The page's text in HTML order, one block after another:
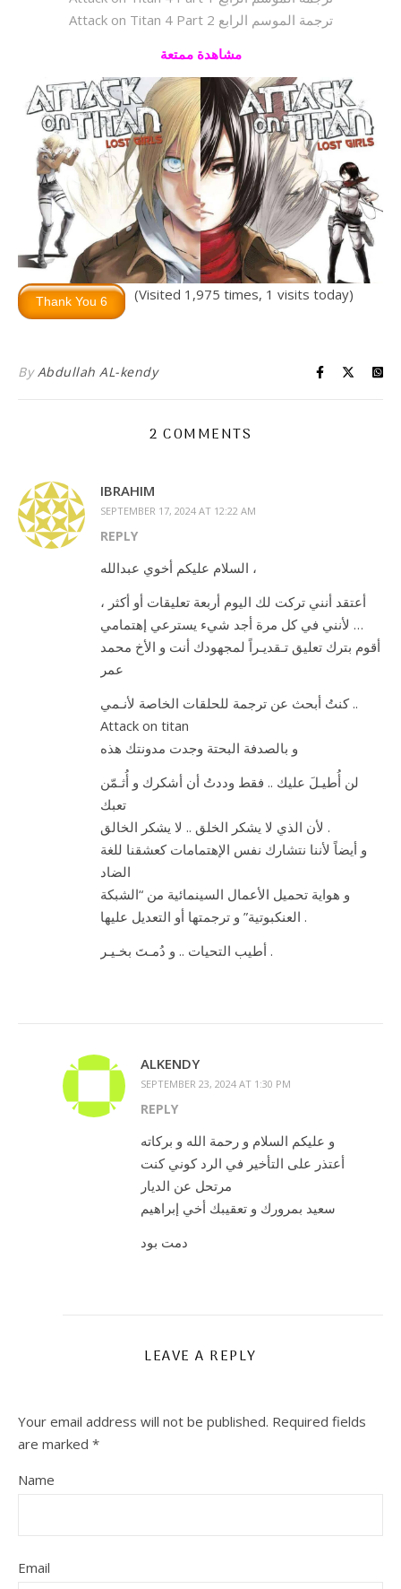
Attack on Titan 4 Part ترجمة الموسم الرابع 2
مشاهدة ممتعة
(Visited 1,975 times, 1 visits today)
ByAbdullah AL-kendy
2 COMMENTS
IBRAHIM
SEPTEMBER 17, 2024 AT 12:22 AM
REPLY
السلام عليكم أخوي عبدالله ،
، أعتقد أنني تركت لك اليوم أربعة تعليقات أو أكثر
لأنني في كل مرة أجد شيء يسترعي إهتمامي …
أقوم بترك تعليق تـقديـراً لمجهودك أنت و الأخ محمد
عمر
كنتُ أبحث عن ترجمة للحلقات الخاصة لأنـمي ..
Attack on titan
و بالصدفة البحتة وجدت مدونتك هذه
لن أُطيـلَ عليك .. فقط وددتُ أن أشكرك و أُثـمّن
تعبك
لأن الذي لا يشكر الخلق .. لا يشكر الخالق .
و أيضاً لأننا نتشارك نفس الإهتمامات كعشقنا للغة
الضاد
و هواية تحميل الأعمال السينمائية من “الشبكة
العنكبوتية” و ترجمتها أو التعديل عليها .
أطيب التحيات .. و دُمـتَ بخـيـر .
ALKENDY
SEPTEMBER 23, 2024 AT 1:30 PM
REPLY
و عليكم السلام و رحمة الله و بركاته
أعتذر على التأخير في الرد كوني كنت
مرتحل عن الديار
سعيد بمرورك و تعقيبك أخي إبراهيم
دمت بود
LEAVE A REPLY
Your email address will not be published. Required fields
are marked *
Name
Email